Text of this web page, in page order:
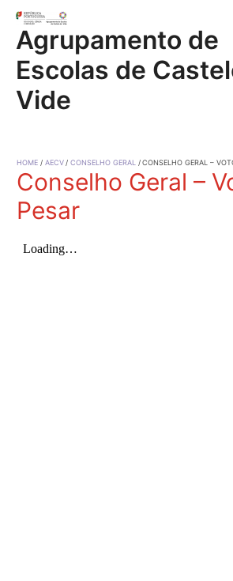
content
Agrupamento de
Escolas de
Vide
HOME AECV CONSELHO GERAL CONSELHO GERAL –
Conselho Geral –
Pesar